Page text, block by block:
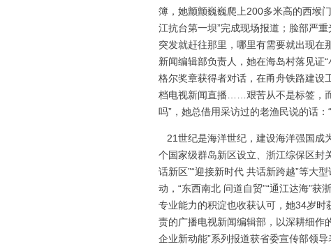
簿，她颤颤巍巍爬上200多米高的西堠
江抗台第一坝”完成现场报道；脸部严
突发就赶往那里，哪里有需要就出现在
新闻编辑部负责人，她在海岛村落见证
格尔奖章获得者对话，在甬舟铁路建设
档电视新闻直播……艰苦从不是标签，
吗”，她总借用采访过的老渔民说的话
21世纪是海洋世纪，建设海洋强国成
个国家级群岛新区设立、浙江综保区封
话新区”“迎接新时代 共话新跨越”等大
动，“东西南北 问道自贸”“通江达海”获
专业能力的积淀也收获认可，她34岁
责的广播电视新闻编辑部，以深耕细作
企业新动能”系列报道获省委宣传部领